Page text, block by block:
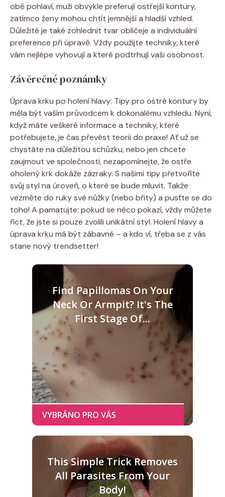
obě pohlaví, muži obvykle preferují ostřejší kontury,
zatímco ženy mohou chtít jemnější a hladší vzhled.
Důležité je také zohlednit tvar obličeje a individuální
preference při úpravě. Vždy použijte techniky, které
vám nejlépe vyhovují a které podtrhují vaši osobnost.
Závěrečné poznámky
Úprava krku po holení hlavy: Tipy pro ostré kontury by
měla být vaším průvodcem k dokonalému vzhledu. Nyní,
když máte veškeré informace a techniky, které
potřebujete, je čas převést teorii do praxe! Ať už se
chystáte na důležitou schůzku, nebo jen chcete
zaujmout ve společnosti, nezapomínejte, že ostře
oholený krk dokáže zázraky. S našimi tipy přetvoříte
svůj styl na úroveň, o které se bude mluvit. Takže
vezměte do ruky své nůžky (nebo břity) a pusťte se do
toho! A pamatujte: pokud se něco pokazí, vždy můžete
říct, že jste si pouze zvolili unikátní styl. Holení hlavy a
úprava krku má být zábavné – a kdo ví, třeba se z vás
stane nový trendsetter!
Find Papillomas On Your
Neck Or Armpit? It's The
First Stage Of...
This Simple Trick Removes
All Parasites From Your
Body!